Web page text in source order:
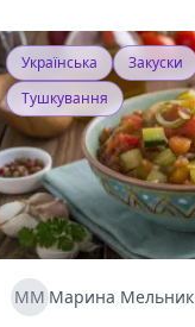
Українська Закуски
Тушкування
ММ Марина Мельник